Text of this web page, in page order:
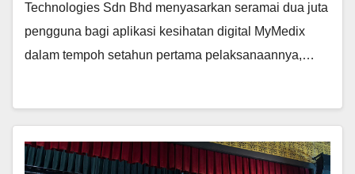
Technologies Sdn Bhd menyasarkan seramai dua juta
pengguna bagi aplikasi kesihatan digital MyMedix
dalam tempoh setahun pertama pelaksanaannya,…